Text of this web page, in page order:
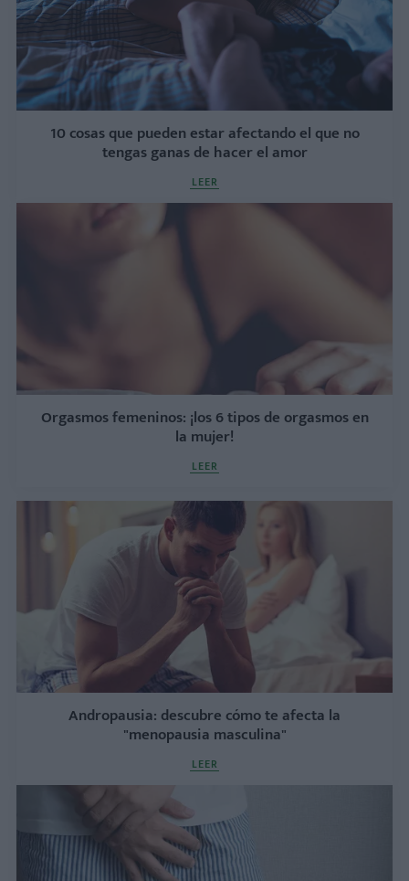
10 cosas que pueden estar afectando el que no
tengas ganas de hacer el amor
LEER
Orgasmos femeninos: ¡los 6 tipos de orgasmos en
la mujer!
LEER
Andropausia: descubre cómo te afecta la
"menopausia masculina"
LEER